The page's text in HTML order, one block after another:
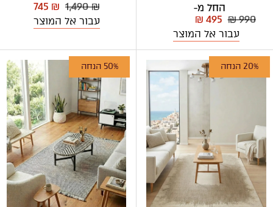
החל מ-
₪ 990
₪ 495
עבור אל המוצר
1,490 ₪
745 ₪
עבור אל המוצר
20% הנחה 50% הנחה